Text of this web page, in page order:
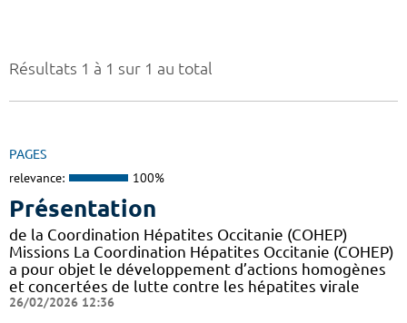
Résultats 1 à 1 sur 1 au total
PAGES
relevance: 100%
Présentation
de la Coordination Hépatites Occitanie (COHEP)
Missions La Coordination Hépatites Occitanie (COHEP)
a pour objet le développement d’actions homogènes
et concertées de lutte contre les hépatites virale
26/02/2026 12:36